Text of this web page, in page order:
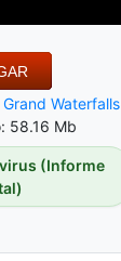
Waterfalls
58.16 Mb
(Informe